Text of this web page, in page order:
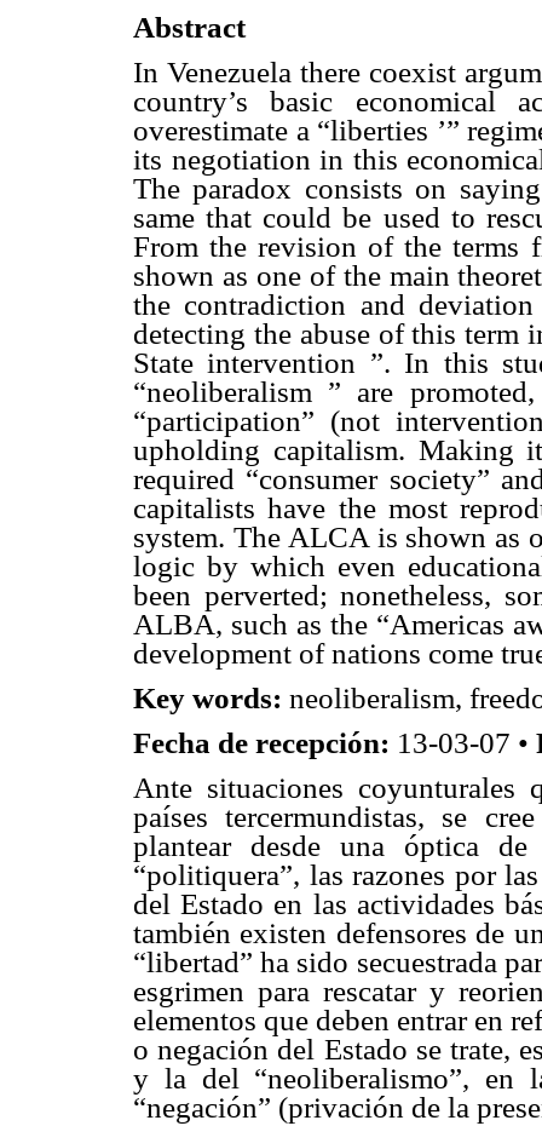
Abstract
In Venezuela there coexist
country’s basic economical
overestimate a “liberties ’”
its negotiation in this
The paradox consists on
same that could be used to
From the revision of the terms
shown as one of the main
the contradiction and
detecting the abuse of this term
State intervention ”. In this
“neoliberalism ” are
“participation” (not
upholding capitalism. Making
required “consumer society”
capitalists have the most
system. The ALCA is shown as
logic by which even
been perverted; nonetheless,
ALBA, such as the “Americas
development of nations come
Key words: neoliberalism,
Fecha de recepción: 13-03-07 •
Ante situaciones coyunturales
países tercermundistas, se
plantear desde una óptica
“politiquera”, las razones por
del Estado en las actividades
también existen defensores de
“libertad” ha sido secuestrada
esgrimen para rescatar y
elementos que deben entrar en
o negación del Estado se trate,
y la del “neoliberalismo”, en
“negación” (privación de la